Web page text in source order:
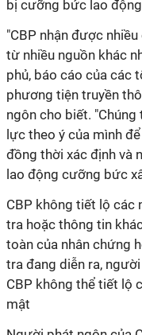
bị cưỡng bức lao
"CBP nhận được
từ nhiều nguồn khác
phủ, báo cáo của các
phương tiện truyền
ngôn cho biết.
lực theo ý của mình
đồng thời xác định và
lao động cưỡng bức
CBP không tiết lộ các
tra hoặc thông tin
toàn của nhân chứng
tra đang diễn ra,
CBP không thể tiết lộ
mật